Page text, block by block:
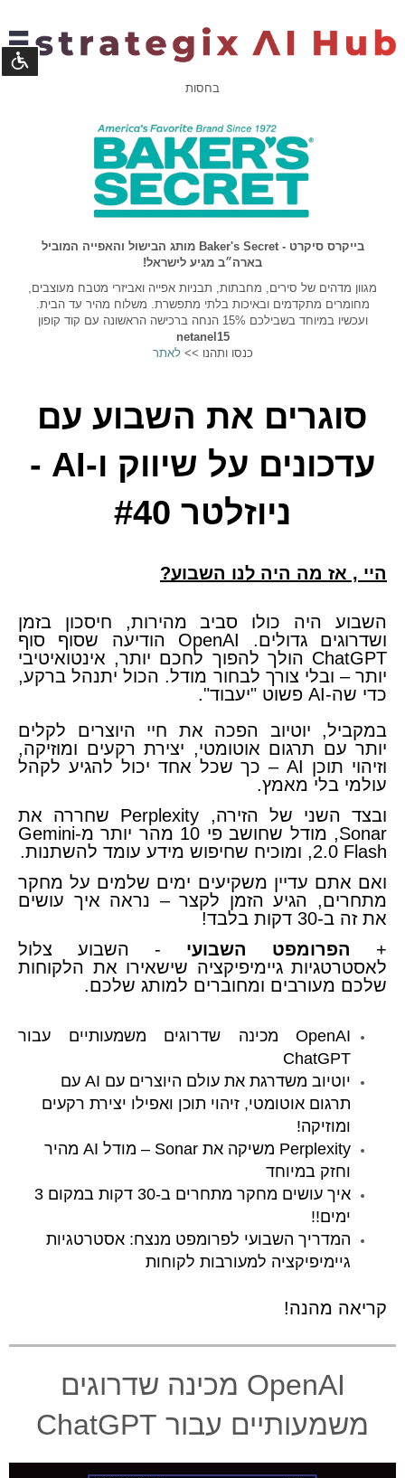
בחסות
בייקרס סיקרט - Baker's Secret מותג הבישול והאפייה המוביל
בארה״ב מגיע לישראל!
מגוון מדהים של סירים, מחבתות, תבניות אפייה ואביזרי מטבח מעוצבים,
מחומרים מתקדמים ובאיכות בלתי מתפשרת. משלוח מהיר עד הבית.
ועכשיו במיוחד בשבילכם 15% הנחה ברכישה הראשונה עם קוד קופון
netanel15
כנסו ותהנו >>לאתר
סוגרים את השבוע עם
עדכונים על שיווק ו-AI -
ניוזלטר #40
​היי , אז מה היה לנו השבוע?
השבוע היה כולו סביב מהירות, חיסכון בזמן
ושדרוגים גדולים. OpenAI הודיעה שסוף סוף
ChatGPT הולך להפוך לחכם יותר, אינטואיטיבי
יותר – ובלי צורך לבחור מודל. הכול יתנהל ברקע,
כדי שה-AI פשוט "יעבוד".
​במקביל, יוטיוב הפכה את חיי היוצרים לקלים
יותר עם תרגום אוטומטי, יצירת רקעים ומוזיקה,
וזיהוי תוכן AI – כך שכל אחד יכול להגיע לקהל
עולמי בלי מאמץ.
ובצד השני של הזירה, Perplexity שחררה את
Sonar, מודל שחושב פי 10 מהר יותר מ-Gemini
2.0 Flash, ומוכיח שחיפוש מידע עומד להשתנות.
ואם אתם עדיין משקיעים ימים שלמים על מחקר
מתחרים, הגיע הזמן לקצר – נראה איך עושים
את זה ב-30 דקות בלבד!
​​+ הפרומפט השבועי - השבוע צלול
לאסטרטגיות גיימיפיקציה שישאירו את הלקוחות
שלכם מעורבים ומחוברים למותג שלכם.
OpenAI מכינה שדרוגים משמעותיים עבור
ChatGPT
יוטיוב משדרגת את עולם היוצרים עם AI עם
תרגום אוטומטי, זיהוי תוכן ואפילו יצירת רקעים
ומוזיקה!
Perplexity משיקה את Sonar – מודל AI מהיר
וחזק במיוחד
איך עושים מחקר מתחרים ב-30 דקות במקום 3
ימים!!
המדריך השבועי לפרומפט מנצח: אסטרטגיות
גיימיפיקציה למעורבות לקוחות
​קריאה מהנה!
OpenAI מכינה שדרוגים
משמעותיים עבור ChatGPT